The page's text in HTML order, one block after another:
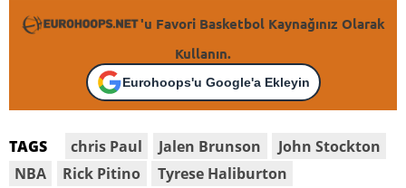
'u Favori Basketbol Kaynağınız Olarak
Kullanın.
Eurohoops'u Google'a Ekleyin
TAGS chris Paul Jalen Brunson
John Stockton
NBA
Rick Pitino Tyrese Haliburton